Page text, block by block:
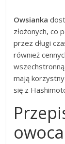
Owsianka
złożonych, co
przez długi
również
mają
się z